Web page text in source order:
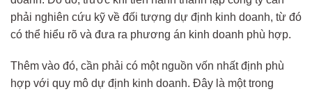
phải nghiên cứu kỹ về đối tượng dự định kinh doanh, từ đó
có thể hiểu rõ và đưa ra phương án kinh doanh phù hợp.
Thêm vào đó, cần phải có một nguồn vốn nhất định phù
hợp với quy mô dự định kinh doanh. Đây là một trong